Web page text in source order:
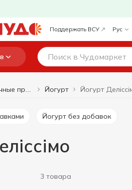
Поддержать ВСУ Рус
Йогурт Йогурт
Йогурт без добавок
3 товара